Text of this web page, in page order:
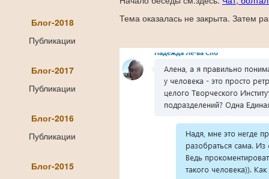
Блог-2018
Публикации
Блог-2017
Публикации
Блог-2016
Публикации
Блог-2015
Тема оказалась не закрыта. Затем